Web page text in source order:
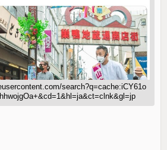
search?q=cache:iCY61o